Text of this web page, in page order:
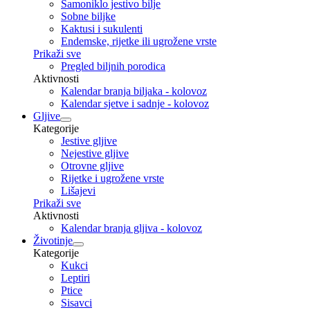
Samoniklo jestivo bilje
Sobne biljke
Kaktusi i sukulenti
Endemske, rijetke ili ugrožene vrste
Prikaži sve
Pregled biljnih porodica
Aktivnosti
Kalendar branja biljaka - kolovoz
Kalendar sjetve i sadnje - kolovoz
Gljive
Kategorije
Jestive gljive
Nejestive gljive
Otrovne gljive
Rijetke i ugrožene vrste
Lišajevi
Prikaži sve
Aktivnosti
Kalendar branja gljiva - kolovoz
Životinje
Kategorije
Kukci
Leptiri
Ptice
Sisavci